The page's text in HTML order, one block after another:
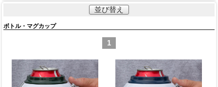
並び替え
ボトル・マグカップ
1